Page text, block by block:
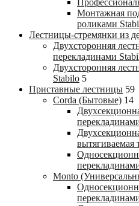
Монтажная
роликами
Лестницы-стремянки из
Двухсторонняя
перекладинами
Двухсторонняя
Stabilo 5
Приставные лестницы 59
Corda (Бытовые) 14
вытягиваемая
Monto